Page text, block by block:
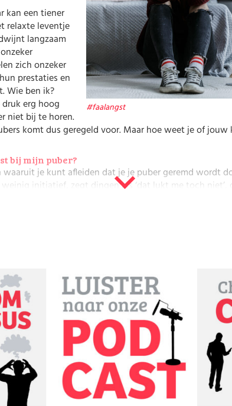
#faalangst
kan een tiener
relaxte leventje
langzaam
zich onzeker
prestaties en
Wie ben ik?
erg hoog
niet bij te horen.
komt dus geregeld voor. Maar hoe weet je of
bij mijn puber?
waaruit je kunt afleiden dat je je puber geremd wordt
weinig initiatief, zegt dingen als ‘dat lukt me toch niet’,
van jouw puber? Praat erover in je gezin. Toon
dat het niet de enige is, maar veel mensen eronder
van je kind. Geef regelmatig complimenten en
zelf doen en focus op het proces in plaats van op
om te zetten in positieve. Ook mindfulness of
en meer zelfvertrouwen te krijgen.
kunt doen om je faalangstige puber te helpen of
Fiona. Heb je hulp nodig? Neem contact op met het
naar een gespecialiseerd bureau of de